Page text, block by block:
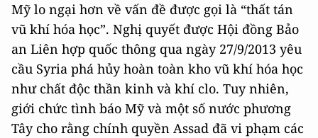
Mỹ lo ngại hơn về vấn đề được gọi là “thất tán
vũ khí hóa học”. Nghị quyết được Hội đồng Bảo
an Liên hợp quốc thông qua ngày 27/9/2013 yêu
cầu Syria phá hủy hoàn toàn kho vũ khí hóa học
như chất độc thần kinh và khí clo. Tuy nhiên,
giới chức tình báo Mỹ và một số nước phương
Tây cho rằng chính quyền Assad đã vi phạm các